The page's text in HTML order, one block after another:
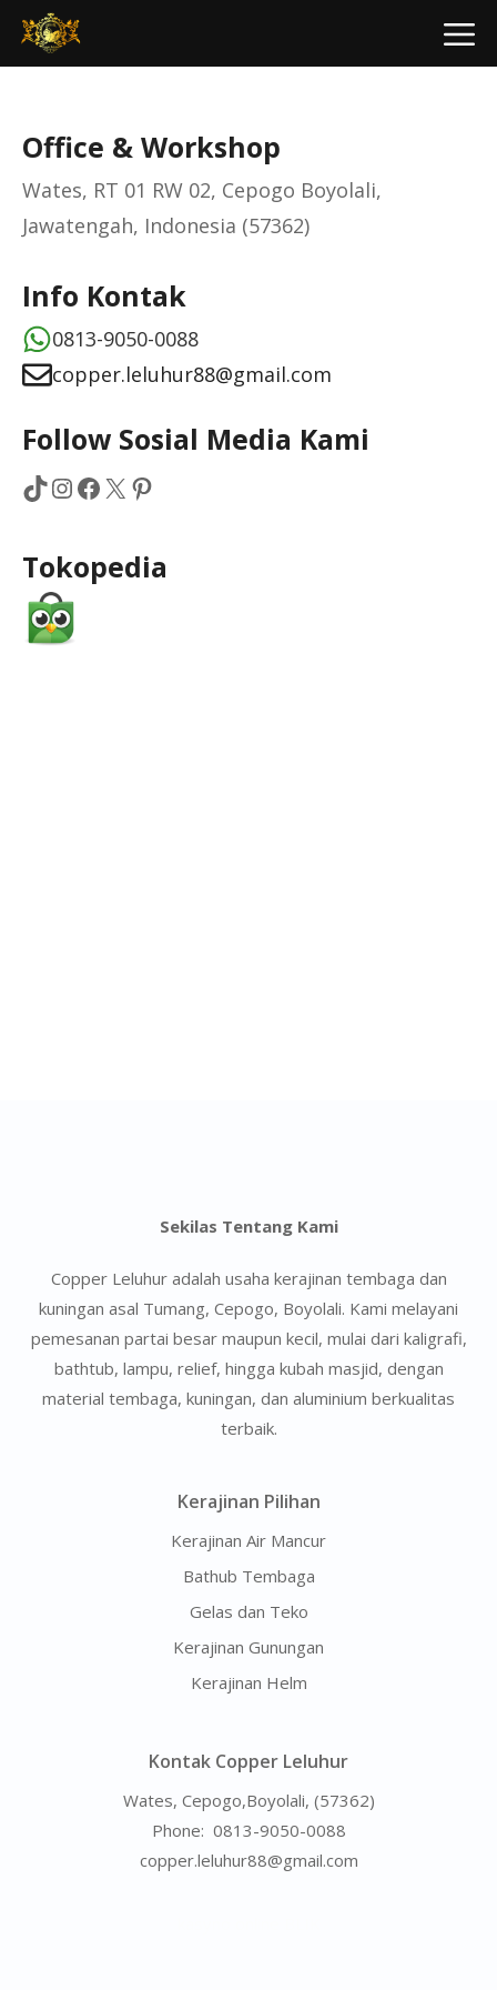
Skip
Office & Workshop
Wates, RT 01 RW 02, Cepogo Boyolali,
Jawatengah, Indonesia (57362)
Info Kontak
0813-9050-0088
copper.leluhur88@gmail.com
Follow Sosial Media Kami
TikTok
Instagram
Facebook
X Pinterest
Tokopedia
Sekilas Tentang Kami
Copper Leluhur adalah usaha kerajinan tembaga dan
kuningan asal Tumang, Cepogo, Boyolali. Kami melayani
pemesanan partai besar maupun kecil, mulai dari kaligrafi,
bathtub, lampu, relief, hingga kubah masjid, dengan
material tembaga, kuningan, dan aluminium berkualitas
terbaik.
Kerajinan Pilihan
Kerajinan Air Mancur
Bathub Tembaga
Gelas dan Teko
Kerajinan Gunungan
Kerajinan Helm
Kontak Copper Leluhur
Wates, Cepogo,Boyolali, (57362)
Phone: 0813-9050-0088
copper.leluhur88@gmail.com